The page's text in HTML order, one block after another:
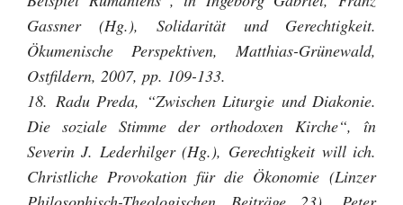
Gassner (Hg.), Solidarität und Gerechtigkeit.
Ökumenische Perspektiven, Matthias-Grünewald,
Ostfildern, 2007, pp. 109-133.
18. Radu Preda, “Zwischen Liturgie und Diakonie.
Die soziale Stimme der orthodoxen Kirche“, în
Severin J. Lederhilger (Hg.), Gerechtigkeit will ich.
Christliche Provokation für die Ökonomie (Linzer